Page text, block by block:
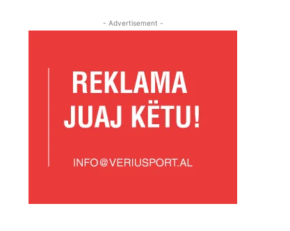
- Advertisement -